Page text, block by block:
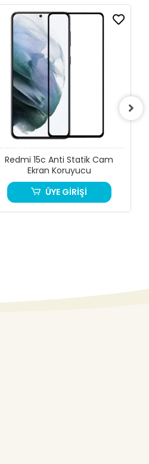
Redmi 15c Anti Statik Cam
Ekran Koruyucu
ÜYE GİRİŞİ